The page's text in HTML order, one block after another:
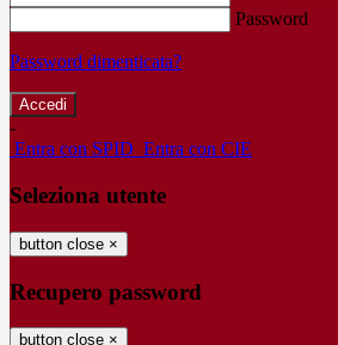
Password
Password dimenticata?
-
Entra con SPID Entra con CIE
Seleziona utente
button close ×
Recupero password
button close ×